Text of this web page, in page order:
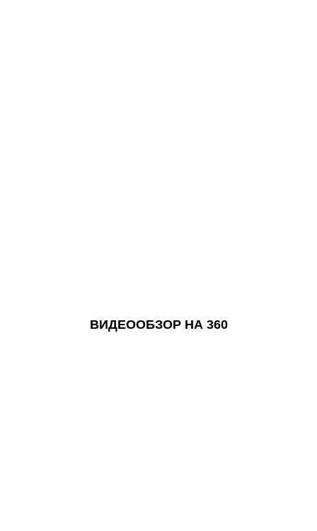
ВИДЕООБЗОР НА 360